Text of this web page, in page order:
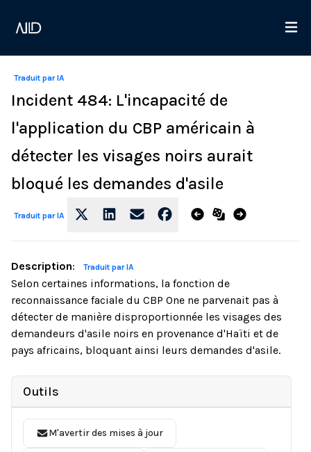
Traduit par IA
Incident 484: L'incapacité de
l'application du CBP américain à
détecter les visages noirs aurait
bloqué les demandes d'asile
Traduit par IA
Description: Traduit par IA
Selon certaines informations, la fonction de
reconnaissance faciale du CBP One ne parvenait pas à
détecter de manière disproportionnée les visages des
demandeurs d'asile noirs en provenance d'Haïti et de
pays africains, bloquant ainsi leurs demandes d'asile.
Outils
M'avertir des mises à jour